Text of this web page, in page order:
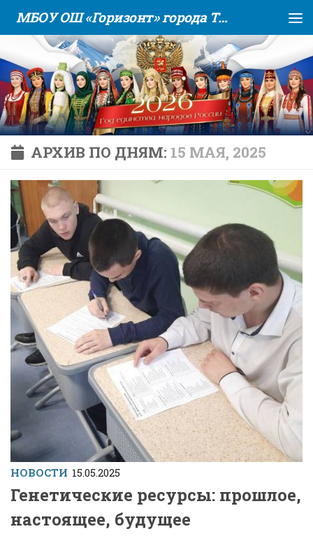
Skip to content МБОУ ОШ «Горизонт» города Тюмени
АРХИВ ПО ДНЯМ: 15 МАЯ, 2025
НОВОСТИ 15.05.2025
Генетические ресурсы: прошлое,
настоящее, будущее